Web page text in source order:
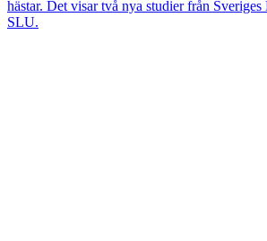
hästar. Det visar två nya studier från
SLU.